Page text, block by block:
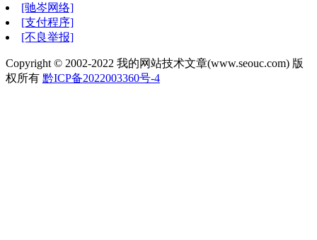
[驰岑网络]
[支付程序]
[不良举报]
Copyright © 2002-2022 我的网站技术文章(www.seouc.com) 版
权所有 黔ICP备2022003360号-4